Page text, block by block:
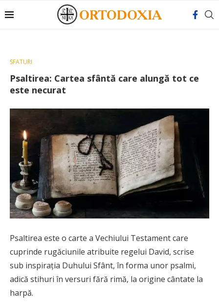
SFATURI
Psaltirea: Cartea sfântă care alungă tot ce
este necurat
Psaltirea este o carte a Vechiului Testament care
cuprinde rugăciunile atribuite regelui David, scrise
sub inspirația Duhului Sfânt, în forma unor psalmi,
adică stihuri în versuri fără rimă, la origine cântate la
harpă.